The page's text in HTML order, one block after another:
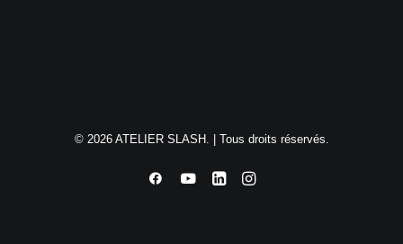
© 2026 ATELIER SLASH. | Tous droits réservés.